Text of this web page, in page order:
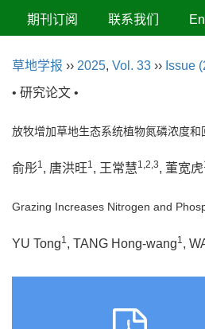
期刊订阅 联系我们
草地学报 ›› 2025, Vol. 33 ›› Issue
• 研究论文 •
放牧增加草地生态系统植物氮磷浓度和
俞彤1, 唐洪旺1, 王常慧1,2,3, 董宽虎
Grazing Increases Nitrogen and
YU Tong1, TANG Hong-wang1,